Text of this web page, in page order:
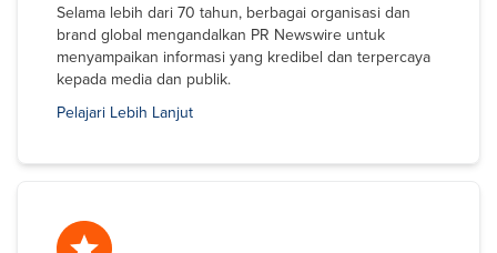
Selama lebih dari 70 tahun, berbagai organisasi dan
brand global mengandalkan PR Newswire untuk
menyampaikan informasi yang kredibel dan terpercaya
kepada media dan publik.
Pelajari Lebih Lanjut